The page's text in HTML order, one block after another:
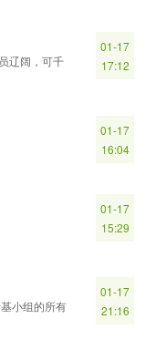
辽阔，可千
01-17
17:12
01-17
16:04
01-17
15:29
小组的所有
01-17
21:16